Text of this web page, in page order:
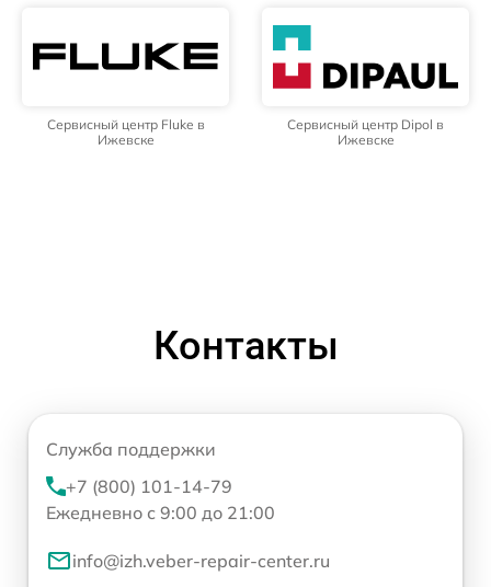
Сервисный центр Fluke в
Ижевске
Сервисный центр Dipol в
Ижевске
Контакты
Служба поддержки
+7 (800) 101-14-79
Ежедневно с 9:00 до 21:00
info@izh.veber-repair-center.ru